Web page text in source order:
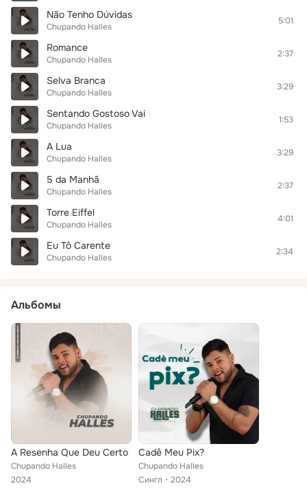
Não Tenho Dúvidas
Chupando Halles
5:01
Romance
Chupando Halles
2:37
Selva Branca
Chupando Halles
3:29
Sentando Gostoso Vai
Chupando Halles
1:53
A Lua
Chupando Halles
3:29
5 da Manhã
Chupando Halles
2:37
Torre Eiffel
Chupando Halles
4:01
Eu Tô Carente
Chupando Halles
2:34
Альбомы
A Resenha Que Deu Certo
Chupando Halles
2024
Cadê Meu Pix?
Chupando Halles
Сингл
2024